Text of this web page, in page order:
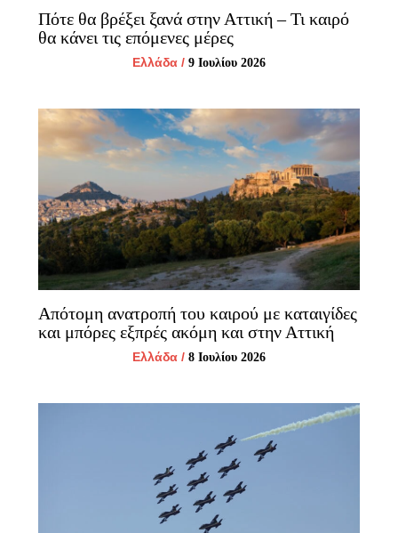
Πότε θα βρέξει ξανά στην Αττική – Τι καιρό
θα κάνει τις επόμενες μέρες
Ελλάδα / 9 Ιουλίου 2026
Απότομη ανατροπή του καιρού με καταιγίδες
και μπόρες εξπρές ακόμη και στην Αττική
Ελλάδα / 8 Ιουλίου 2026